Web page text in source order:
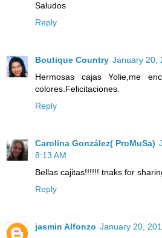
Saludos
Reply
Boutique Country January 20,
Hermosas cajas Yolie,me
colores.Felicitaciones.
Reply
Carolina González( ProMuSa)
8:13 AM
Bellas cajitas!!!!!! tnaks for
Reply
jasmin Alfonzo January 20,